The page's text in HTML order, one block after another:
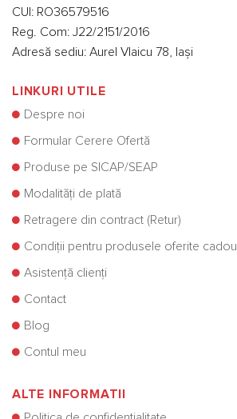
CUI: RO36579516
Reg. Com: J22/2151/2016
Adresă sediu: Aurel Vlaicu 78, Iași
LINKURI UTILE
Despre noi
Formular Cerere Ofertă
Produse pe SICAP/SEAP
Modalități de plată
Retragere din contract (Retur)
Condiții pentru produsele oferite cadou
Asistență clienți
Contact
Blog
Contul meu
ALTE INFORMATII